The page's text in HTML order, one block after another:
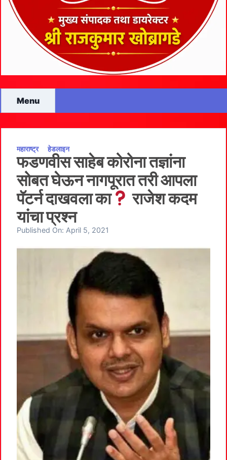
Menu
महाराष्ट्र हेडलाइन
फडणवीस साहेब कोरोना तज्ञांना
सोबत घेऊन नागपूरात तरी आपला
पॅटर्न दाखवला का
राजेश कदम
यांचा प्रश्न
Published On: April 5, 2021